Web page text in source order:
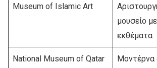
Museum of Islamic Art
μουσείο
εκθέματα
National Museum of Qatar
Μοντέρνα